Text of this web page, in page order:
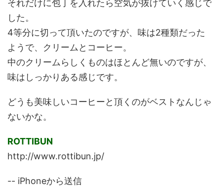
それだけに包丁を入れたら空気が抜けていく感じで
した。
4等分に切って頂いたのですが、味は2種類だった
ようで、クリームとコーヒー。
中のクリームらしくものはほとんど無いのですが、
味はしっかりある感じです。
どうも美味しいコーヒーと頂くのがベストなんじゃ
ないかな。
ROTTIBUN
http://www.rottibun.jp/
-- iPhoneから送信